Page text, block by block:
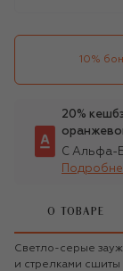
10%
20%
С Альфа-
О ТОВАРЕ
Светло-серые
и стрелками